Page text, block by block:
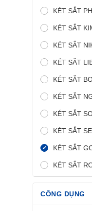
KÉT SẮT
KÉT SẮT
KÉT SẮT
KÉT SẮT
KÉT SẮT
KÉT SẮT
KÉT SẮT
KÉT SẮT
KÉT SẮT
KÉT SẮT
CÔNG DỤNG